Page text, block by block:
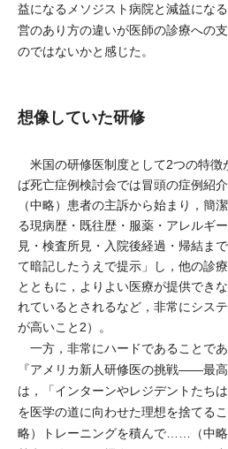
益になるメソジスト病院と減益にな
営のあり方の違いが医師の診療への
のではないかと感じた。
想像していた研修
米国の研修医制度として2つの特徴
ば死亡症例検討会では冒頭の症例紹
（中略）患者の主訴から始まり，簡
る現病歴・既往歴・服薬・アレルギ
見・検査所見・入院後経過・帰結ま
て暗記したうえで提示」し，他の診
とともに，よりよい医療が提供でき
れているとされるなど，非常にシス
が高いこと2）。
一方，非常にハードであることで
『アメリカ新人研修医の挑戦――最
は，「インターンやレジデントたち
を医学の道に向わせた理想を捨てる
略）トレーニングを積んで……（中